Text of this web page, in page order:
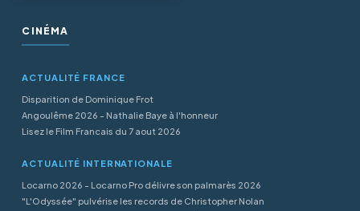
CINÉMA
ACTUALITÉ FRANCE
Disparition de Dominique Frot
Angoulême 2026 - Nathalie Baye à l'honneur
Lisez le Film Francais du 7 aout 2026
ACTUALITÉ INTERNATIONALE
Locarno 2026 - Locarno Pro délivre son palmarès 2026
"L'Odyssée" pulvérise les records de Christopher Nolan